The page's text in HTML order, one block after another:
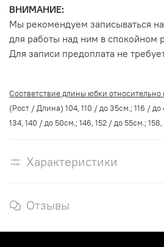
ВНИМАНИЕ:
Мы рекомендуем записываться
для работы над ним в спокойном
Для записи предоплата не
Соответствие длины юбки относительно
(Рост / Длина) 104, 110 / до 35см.; 116 /
134, 140 / до 50см.; 146, 152 / до 55см.;
Характеристики
Отзывы